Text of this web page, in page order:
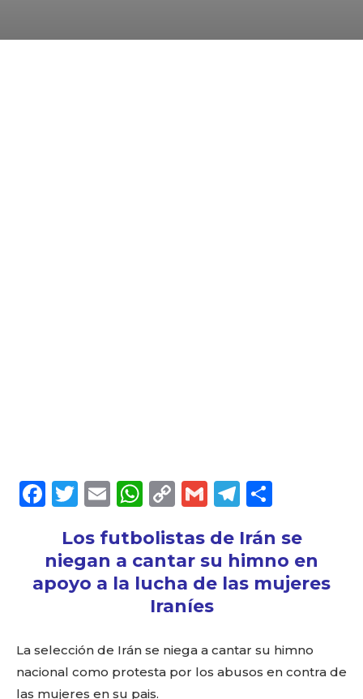
F
c
e
b
o
k
T
it
te
r
E
ai
l
W
a
ts
A
p
p
C
p
y
Li
n
k
G
ai
l
T
e
g
ra
m
p
a
ir
Los futbolistas de Irán se
niegan a cantar su himno en
apoyo a la lucha de las mujeres
Iraníes
La selección de Irán se niega a cantar su himno
nacional como protesta por los abusos en contra de
las mujeres en su pais.